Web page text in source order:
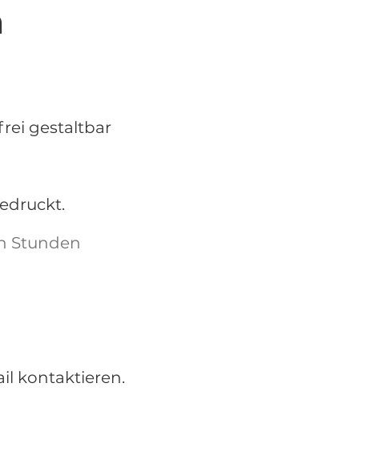
gestaltbar
Stunden
kontaktieren.